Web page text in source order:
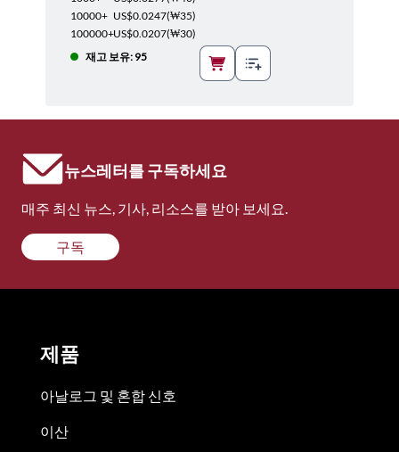
10000+ US$0.0247(₩35)
100000+US$0.0207(₩30)
재고 보유: 95
뉴스레터를 구독하세요
매주 최신 뉴스, 기사, 리소스를 받아 보세요.
구독
제품
아날로그 및 혼합 신호
이산